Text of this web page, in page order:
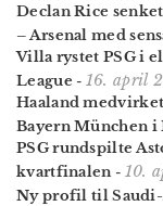
Declan Rice
– Arsenal med
Villa rystet PSG i
League - 16. april
Haaland
Bayern München i
PSG rundspilte
kvartfinalen- 10.
Ny profil til